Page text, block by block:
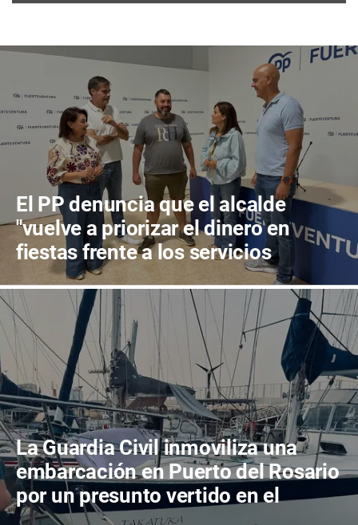
El PP denuncia que el alcalde
"vuelve a priorizar el dinero en
fiestas frente a los servicios
públicos"
La Guardia Civil inmoviliza una
embarcación en Puerto del Rosario
por un presunto vertido en el
muelle